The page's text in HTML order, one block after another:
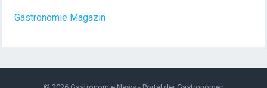
Gastronomie Magazin